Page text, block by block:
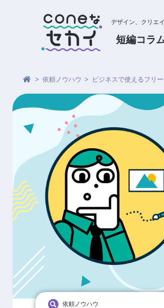
デザイン、クリエ
短編コラ
依頼ノウハウ ビジネスで使えるフリ
依頼ノウハウ